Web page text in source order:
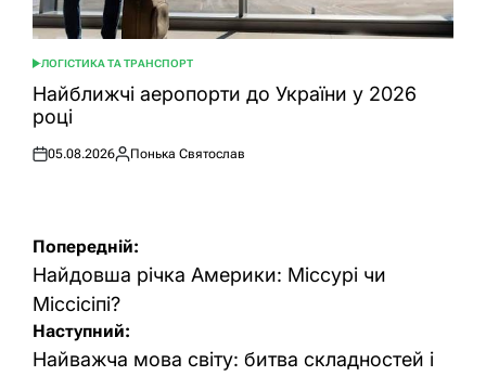
ОПУБЛІКУВАТИ
У
ЛОГІСТИКА ТА ТРАНСПОРТ
Найближчі аеропорти до України у 2026
році
Оприлюднено
05.08.2026
Опубліковано
Понька Святослав
Навігація
записів
Попередній:
Найдовша річка Америки: Міссурі чи
Міссісіпі?
Наступний:
Найважча мова світу: битва складностей і